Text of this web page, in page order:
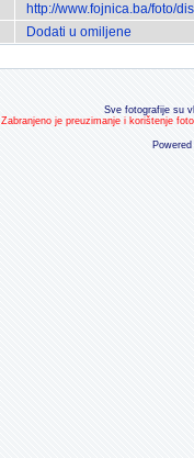
http://www.fojnica.ba/foto/
Dodati u omiljene
Sve fotografije su
Zabranjeno je preuzimanje i korištenje